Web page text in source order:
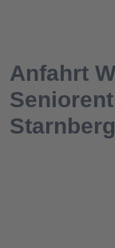
Anfahrt
Starnberg